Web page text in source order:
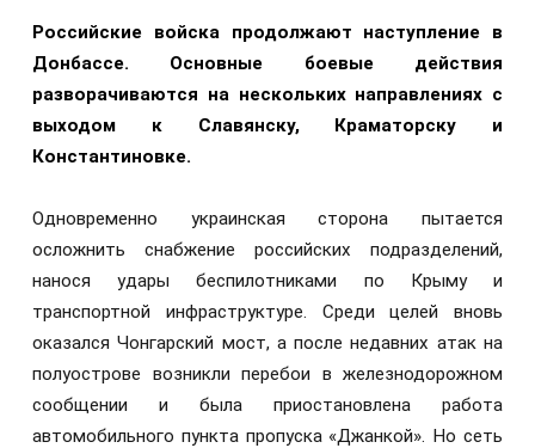
Российские войска продолжают наступление в
Донбассе. Основные боевые действия
разворачиваются на нескольких направлениях с
выходом к Славянску, Краматорску и
Константиновке.
Одновременно украинская сторона пытается
осложнить снабжение российских подразделений,
нанося удары беспилотниками по Крыму и
транспортной инфраструктуре. Среди целей вновь
оказался Чонгарский мост, а после недавних атак на
полуострове возникли перебои в железнодорожном
сообщении и была приостановлена работа
автомобильного пункта пропуска «Джанкой». Но сеть